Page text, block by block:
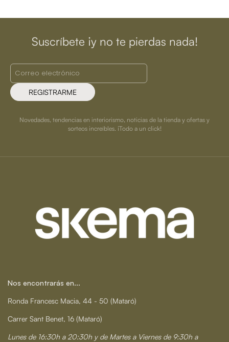
Suscríbete ¡y no te pierdas nada!
REGISTRARME
Novedades, tendencias en interiorismo, noticias de la tienda y ofertas y
sorteos increíbles. ¡Todo a un click!
Nos encontrarás en...
Ronda Francesc Macia, 44 - 50 (Mataró)
Carrer Sant Benet, 16 (Mataró)
Lunes de 16:30h a 20:30h y de Martes a Viernes de 9:30h a